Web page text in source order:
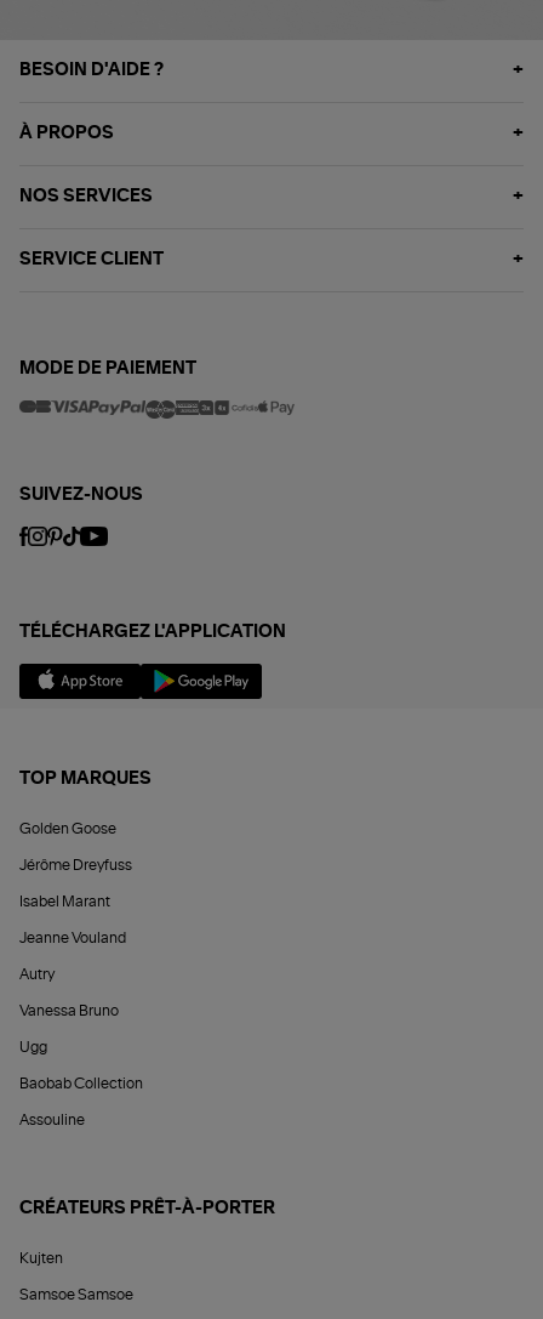
BESOIN D'AIDE ?
À PROPOS
NOS SERVICES
SERVICE CLIENT
MODE DE PAIEMENT
SUIVEZ-NOUS
TÉLÉCHARGEZ L'APPLICATION
TOP MARQUES
Golden Goose
Jérôme Dreyfuss
Isabel Marant
Jeanne Vouland
Autry
Vanessa Bruno
Ugg
Baobab Collection
Assouline
CRÉATEURS PRÊT-À-PORTER
Kujten
Samsoe Samsoe